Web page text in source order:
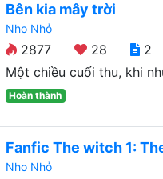
Bên kia mây trời
Nho Nhỏ
2877 28 2
Một chiều cuối thu, khi
Hoàn thành
Fanfic The witch 1:
Nho Nhỏ